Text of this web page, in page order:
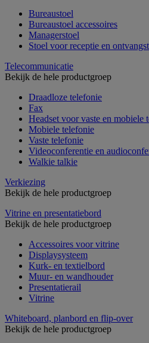
Bureaustoel
Bureaustoel accessoires
Managerstoel
Stoel voor receptie en ontvangst
Telecommunicatie
Bekijk de hele productgroep
Draadloze telefonie
Fax
Headset voor vaste en mobiele
Mobiele telefonie
Vaste telefonie
Videoconferentie en
Walkie talkie
Verkiezing
Bekijk de hele productgroep
Vitrine en presentatiebord
Bekijk de hele productgroep
Accessoires voor vitrine
Displaysysteem
Kurk- en textielbord
Muur- en wandhouder
Presentatierail
Vitrine
Whiteboard, planbord en flip-over
Bekijk de hele productgroep